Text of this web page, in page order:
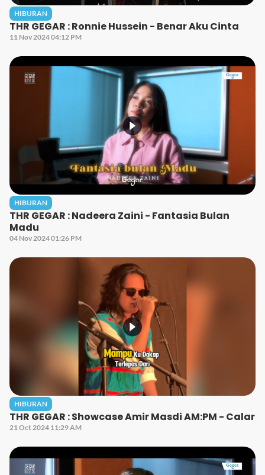
HIBURAN
THR GEGAR : Ronnie Hussein - Benar Aku Cinta
11 Nov 2024 04:12 PM
HIBURAN
THR GEGAR : Nadeera Zaini - Fantasia Bulan
Madu
04 Nov 2024 01:26 PM
HIBURAN
THR GEGAR : Showcase Amir Masdi AM:PM - Calar
21 Oct 2024 11:29 AM